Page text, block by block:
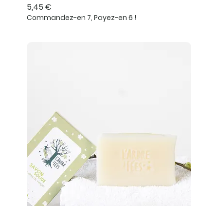
Prix
5,45 €
Commandez-en 7, Payez-en 6 !